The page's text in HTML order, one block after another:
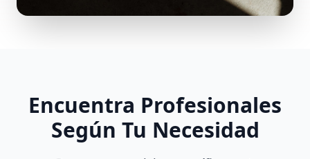
Encuentra Profesionales
Según Tu Necesidad